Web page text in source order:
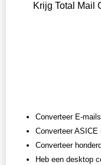
Krijg Total Mail
Converteer E-
Converteer
Converteer
Heb een desktop